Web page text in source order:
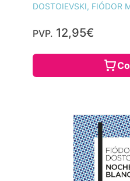
DOSTOIEVSKI, FIÓDOR
PVP. 12,95€